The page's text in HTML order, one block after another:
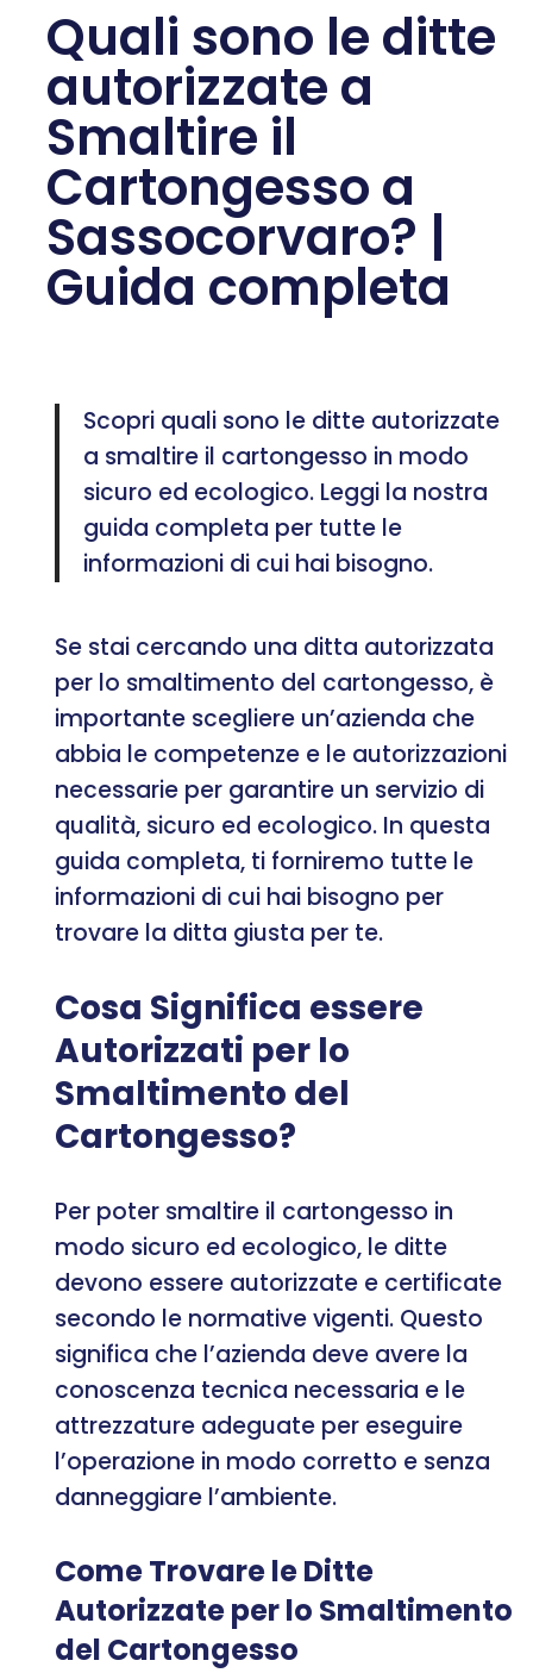
Quali sono le ditte
autorizzate a
Smaltire il
Cartongesso a
Sassocorvaro? |
Guida completa
Scopri quali sono le ditte autorizzate
a smaltire il cartongesso in modo
sicuro ed ecologico. Leggi la nostra
guida completa per tutte le
informazioni di cui hai bisogno.
Se stai cercando una ditta autorizzata
per lo smaltimento del cartongesso, è
importante scegliere un’azienda che
abbia le competenze e le autorizzazioni
necessarie per garantire un servizio di
qualità, sicuro ed ecologico. In questa
guida completa, ti forniremo tutte le
informazioni di cui hai bisogno per
trovare la ditta giusta per te.
Cosa Significa essere
Autorizzati per lo
Smaltimento del
Cartongesso?
Per poter smaltire il cartongesso in
modo sicuro ed ecologico, le ditte
devono essere autorizzate e certificate
secondo le normative vigenti. Questo
significa che l’azienda deve avere la
conoscenza tecnica necessaria e le
attrezzature adeguate per eseguire
l’operazione in modo corretto e senza
danneggiare l’ambiente.
Come Trovare le Ditte
Autorizzate per lo Smaltimento
del Cartongesso